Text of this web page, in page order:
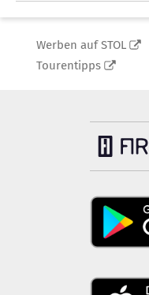
Werben auf STOL
Tourentipps